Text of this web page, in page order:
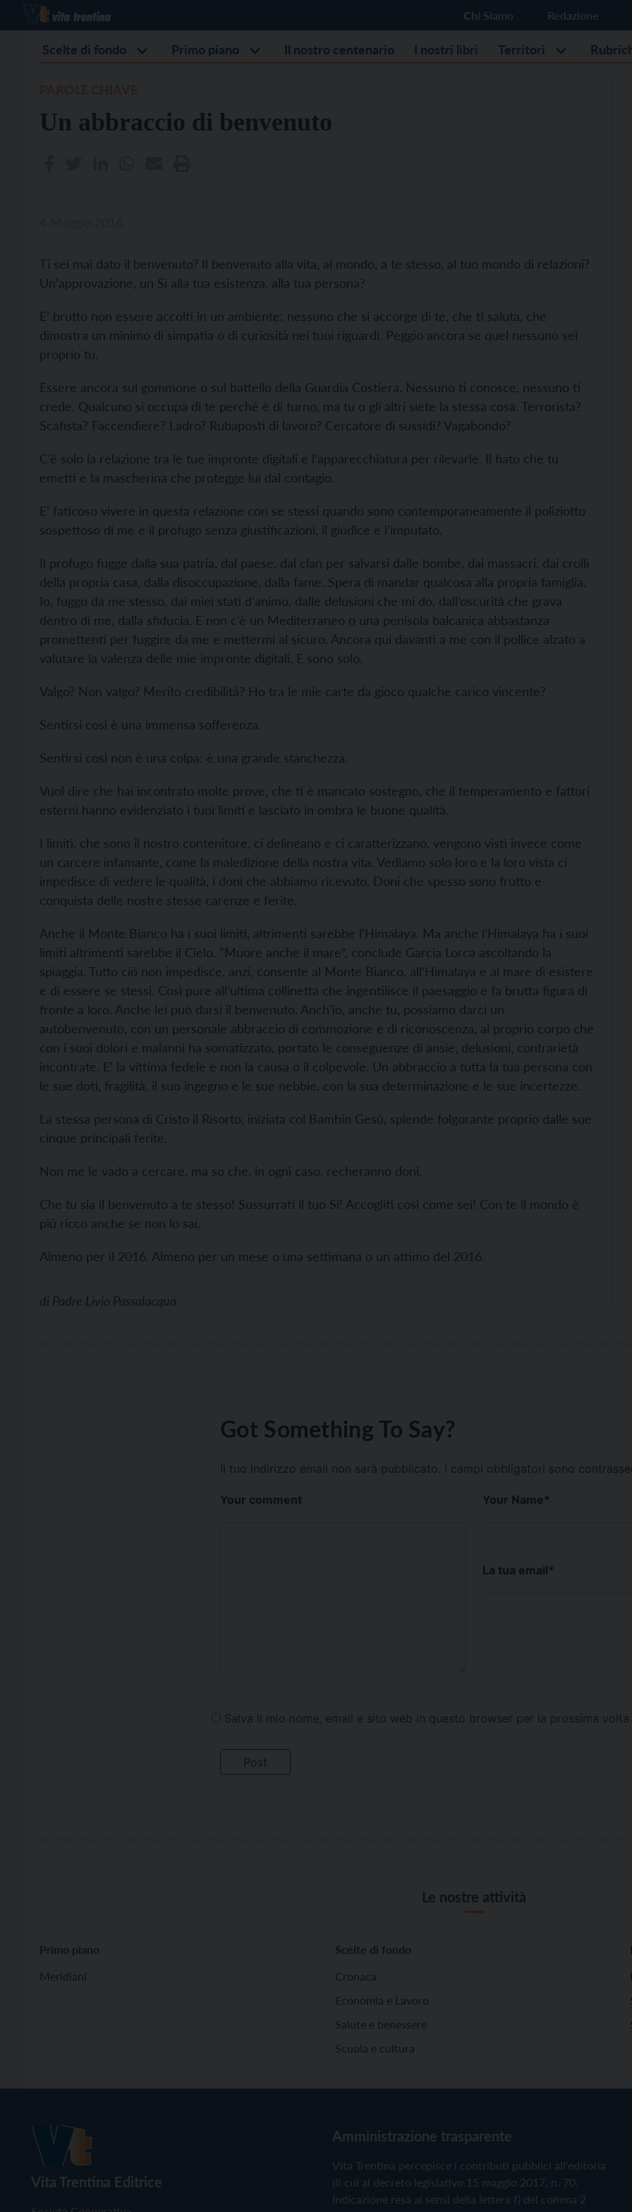
Chi Siamo Redazione
Scelte di fondo Primo piano Il nostro centenario I nostri libri Territori
Un abbraccio di benvenuto
Ti sei mai dato il benvenuto? Il benvenuto alla vita, al mondo, a te stesso, al tuo mondo di relazioni?
Un’approvazione, un Sì alla tua esistenza, alla tua persona?
E’ brutto non essere accolti in un ambiente: nessuno che si accorge di te, che ti saluta, che
dimostra un minimo di simpatia o di curiosità nei tuoi riguardi. Peggio ancora se quel nessuno sei
proprio tu.
Essere ancora sul gommone o sul battello della Guardia Costiera. Nessuno ti conosce, nessuno ti
crede. Qualcuno si occupa di te perché è di turno, ma tu o gli altri siete la stessa cosa. Terrorista?
Scafista? Faccendiere? Ladro? Rubaposti di lavoro? Cercatore di sussidi? Vagabondo?
C’è solo la relazione tra le tue impronte digitali e l’apparecchiatura per rilevarle. Il fiato che tu
emetti e la mascherina che protegge lui dal contagio.
E’ faticoso vivere in questa relazione con se stessi quando sono contemporaneamente il poliziotto
sospettoso di me e il profugo senza giustificazioni, il giudice e l’imputato.
Il profugo fugge dalla sua patria, dal paese, dal clan per salvarsi dalle bombe, dai massacri, dai crolli
della propria casa, dalla disoccupazione, dalla fame. Spera di mandar qualcosa alla propria famiglia.
Io, fuggo da me stesso, dai miei stati d’animo, dalle delusioni che mi do, dall’oscurità che grava
dentro di me, dalla sfiducia. E non c’è un Mediterraneo o una penisola balcanica abbastanza
promettenti per fuggire da me e mettermi al sicuro. Ancora qui davanti a me con il pollice alzato a
valutare la valenza delle mie impronte digitali. E sono solo.
Valgo? Non valgo? Merito credibilità? Ho tra le mie carte da gioco qualche carico vincente?
Sentirsi così è una immensa sofferenza.
Sentirsi così non è una colpa: è una grande stanchezza.
Vuol dire che hai incontrato molte prove, che ti è mancato sostegno, che il temperamento e fattori
esterni hanno evidenziato i tuoi limiti e lasciato in ombra le buone qualità.
I limiti, che sono il nostro contenitore, ci delineano e ci caratterizzano, vengono visti invece come
un carcere infamante, come la maledizione della nostra vita. Vediamo solo loro e la loro vista ci
impedisce di vedere le qualità, i doni che abbiamo ricevuto. Doni che spesso sono frutto e
conquista delle nostre stesse carenze e ferite.
Anche il Monte Bianco ha i suoi limiti, altrimenti sarebbe l’Himalaya. Ma anche l’Himalaya ha i suoi
limiti altrimenti sarebbe il Cielo. “Muore anche il mare”, conclude Garcia Lorca ascoltando la
spiaggia. Tutto ciò non impedisce, anzi, consente al Monte Bianco, all’Himalaya e al mare di esistere
e di essere se stessi. Così pure all’ultima collinetta che ingentilisce il paesaggio e fa brutta figura di
fronte a loro. Anche lei può darsi il benvenuto. Anch’io, anche tu, possiamo darci un
autobenvenuto, con un personale abbraccio di commozione e di riconoscenza, al proprio corpo che
con i suoi dolori e malanni ha somatizzato, portato le conseguenze di ansie, delusioni, contrarietà
incontrate. E’ la vittima fedele e non la causa o il colpevole. Un abbraccio a tutta la tua persona con
le sue doti, fragilità, il suo ingegno e le sue nebbie, con la sua determinazione e le sue incertezze.
La stessa persona di Cristo il Risorto, iniziata col Bambin Gesù, splende folgorante proprio dalle sue
cinque principali ferite.
Non me le vado a cercare, ma so che, in ogni caso, recheranno doni.
Che tu sia il benvenuto a te stesso! Sussurrati il tuo Sì! Accogliti così come sei! Con te il mondo è
più ricco anche se non lo sai.
Almeno per il 2016. Almeno per un mese o una settimana o un attimo del 2016.
di Padre Livio Passalacqua
Got Something To Say?
Il tuo indirizzo email non sarà pubblicato. I campi obbligatori sono
Your comment Your Name*
La tua email*
Salva il mio nome, email e sito web in questo browser per la prossima
Le nostre attività
Primo piano
Meridiani
Scelte di fondo
Cronaca
Economia e Lavoro
Salute e benessere
Scuola e cultura
Vita Trentina Editrice
Amministrazione trasparente
Vita Trentina percepisce i contributi pubblici all'editoria
di cui al decreto legislativo 15 maggio 2017, n. 70.
Indicazione resa ai sensi della lettera f) del comma 2